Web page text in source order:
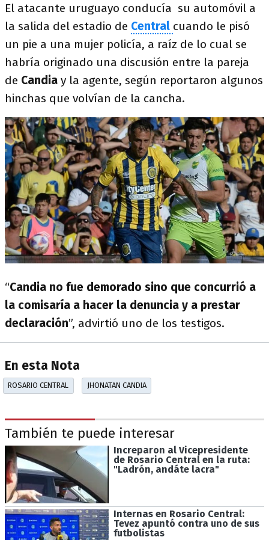
El atacante uruguayo conducía su automóvil a
la salida del estadio de Central cuando le pisó
un pie a una mujer policía, a raíz de lo cual se
habría originado una discusión entre la pareja
de Candia y la agente, según reportaron algunos
hinchas que volvían de la cancha.
“Candia no fue demorado sino que concurrió a
la comisaría a hacer la denuncia y a prestar
declaración”, advirtió uno de los testigos.
En esta Nota
ROSARIO CENTRAL JHONATAN CANDIA
También te puede interesar
Increparon al Vicepresidente
de Rosario Central en la ruta:
"Ladrón, andáte lacra"
Internas en Rosario Central:
Tevez apuntó contra uno de sus
futbolistas